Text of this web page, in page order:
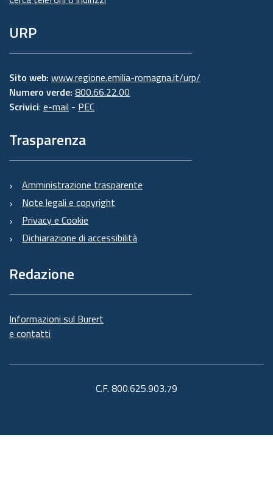
URP
Sito web: www.regione.emilia-romagna.it/urp/
Numero verde: 800.66.22.00
Scrivici: e-mail - PEC
Trasparenza
Amministrazione trasparente
Note legali e copyright
Privacy e Cookie
Dichiarazione di accessibilità
Redazione
Informazioni sul Burert
e contatti
C.F. 800.625.903.79